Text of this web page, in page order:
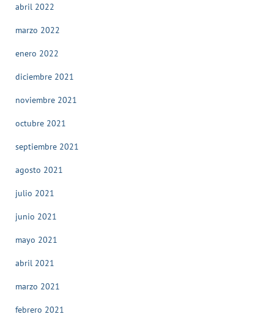
abril 2022
marzo 2022
enero 2022
diciembre 2021
noviembre 2021
octubre 2021
septiembre 2021
agosto 2021
julio 2021
junio 2021
mayo 2021
abril 2021
marzo 2021
febrero 2021